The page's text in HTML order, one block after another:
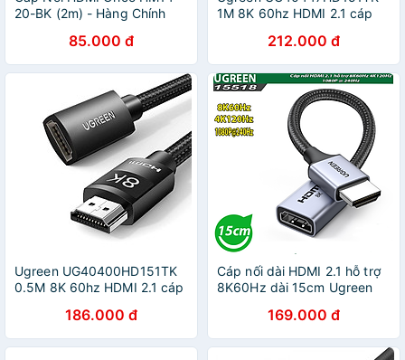
20-BK (2m) - Hàng Chính
85.000 đ
1M 8K 60hz HDMI 2.1 cáp
212.000 đ
Ugreen UG40400HD151TK
0.5M 8K 60hz HDMI 2.1 cáp
186.000 đ
Cáp nối dài HDMI 2.1 hỗ trợ
8K60Hz dài 15cm Ugreen
169.000 đ